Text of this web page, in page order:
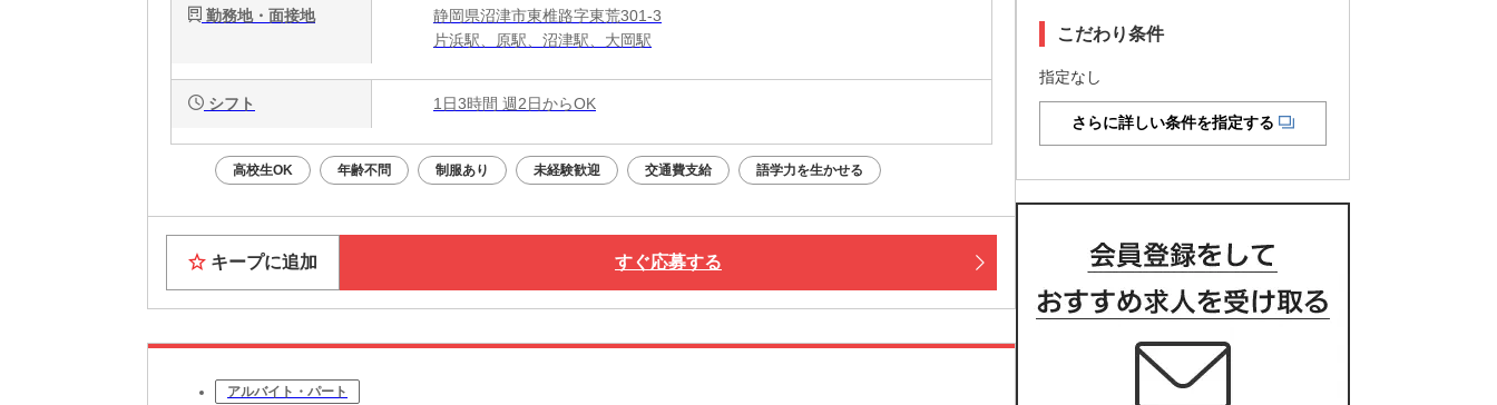
勤務地・面接地
静岡県沼津市東椎路字東荒301-3
片浜駅、原駅、沼津駅、大岡駅
シフト 1日3時間 週2日からOK
高校生OK 年齢不問 制服あり 未経験歓迎 交通費支給 語学力を生かせる
キープに追加 すぐ応募する
アルバイト・パート
こだわり条件
指定なし
さらに詳しい条件を指定する